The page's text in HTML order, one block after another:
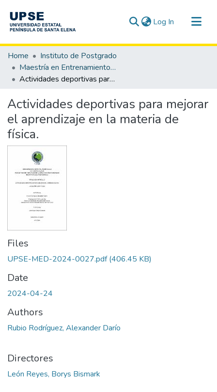
Log In (current)
Communities & Collections
All of DSpace
Statistics
Home
Instituto de Postgrado
Maestría en Entrenamiento Deportivo
Actividades deportivas para mejorar el aprendizaje en la materia de física.
Actividades deportivas para mejorar
el aprendizaje en la materia de
física.
Files
UPSE-MED-2024-0027.pdf(406.45 KB)
Date
2024-04-24
Authors
Rubio Rodríguez, Alexander Darío
Directores
León Reyes, Borys Bismark